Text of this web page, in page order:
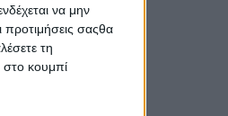
να μην
προτιμήσεις σαςθα
τη
στο κουμπί